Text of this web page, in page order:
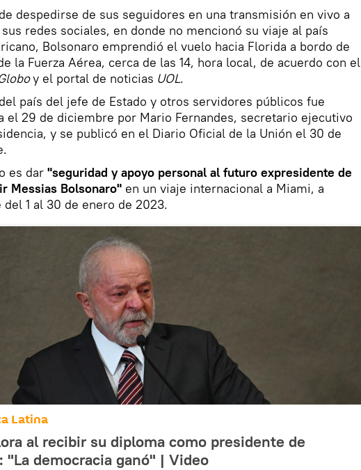
despedirse de sus seguidores en una transmisión en vivo a
redes sociales, en donde no mencionó su viaje al país
Bolsonaro emprendió el vuelo hacia Florida a bordo de
la Fuerza Aérea, cerca de las 14, hora local, de acuerdo con el
y el portal de noticias UOL.
país del jefe de Estado y otros servidores públicos fue
el 29 de diciembre por Mario Fernandes, secretario ejecutivo
y se publicó en el Diario Oficial de la Unión el 30 de
es dar "seguridad y apoyo personal al futuro expresidente de
Messias Bolsonaro" en un viaje internacional a Miami, a
del 1 al 30 de enero de 2023.
Latina
al recibir su diploma como presidente de
"La democracia ganó" | Video